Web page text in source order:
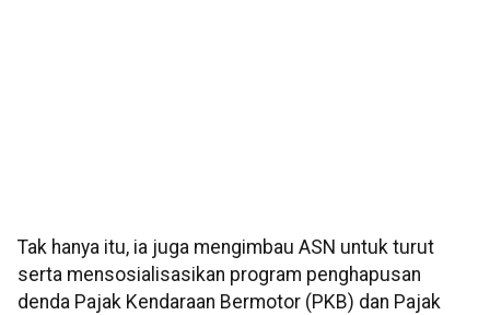
Tak hanya itu, ia juga mengimbau ASN untuk turut
serta mensosialisasikan program penghapusan
denda Pajak Kendaraan Bermotor (PKB) dan Pajak